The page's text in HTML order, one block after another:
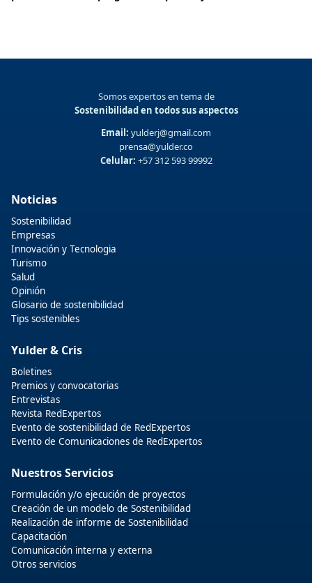
Somos expertos en tema de
Sostenibilidad en todos sus aspectos
Email: yulderj@gmail.com
prensa@yulder.co
Celular: +57 312 593 99992
Noticias
Sostenibilidad
Empresas
Innovación y Tecnologia
Turismo
Salud
Opinión
Glosario de sostenibilidad
Tips sostenibles
Yulder & Cris
Boletines
Premios y convocatorias
Entrevistas
Revista RedExpertos
Evento de sostenibilidad de RedExpertos
Evento de Comunicaciones de RedExpertos
Nuestros Servicios
Formulación y/o ejecución de proyectos
Creación de un modelo de Sostenibilidad
Realización de informe de Sostenibilidad
Capacitación
Comunicación interna y externa
Otros servicios